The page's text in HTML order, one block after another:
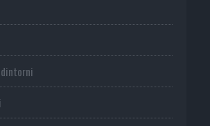
dintorni